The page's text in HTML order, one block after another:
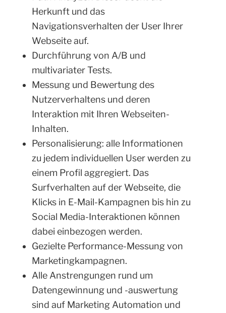
Herkunft und das
Navigationsverhalten der User Ihrer
Webseite auf.
Durchführung von A/B und
multivariater Tests.
Messung und Bewertung des
Nutzerverhaltens und deren
Interaktion mit Ihren Webseiten-
Inhalten.
Personalisierung: alle Informationen
zu jedem individuellen User werden zu
einem Profil aggregiert. Das
Surfverhalten auf der Webseite, die
Klicks in E-Mail-Kampagnen bis hin zu
Social Media-Interaktionen können
dabei einbezogen werden.
Gezielte Performance-Messung von
Marketingkampagnen.
Alle Anstrengungen rund um
Datengewinnung und -auswertung
sind auf Marketing Automation und